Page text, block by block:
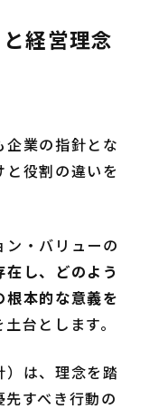
経営理念
業の指針とな
役割の違いを
・バリューの
し、どのよう
本的な意義を
台とします。
）は、理念を踏
すべき行動の